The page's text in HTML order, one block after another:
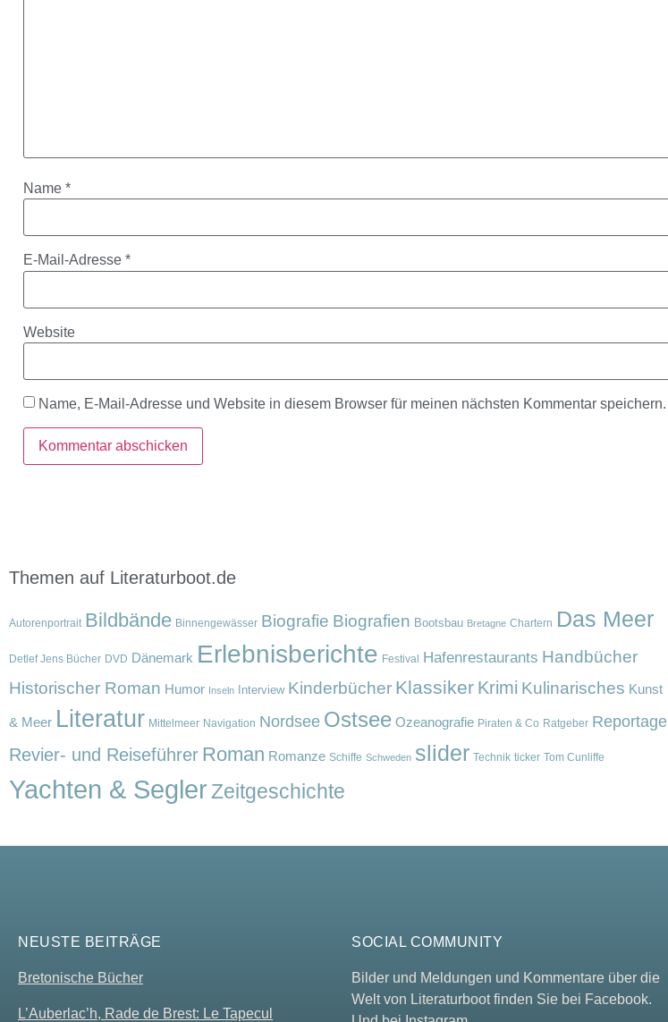
Name *
E-Mail-Adresse *
Website
Name, E-Mail-Adresse und Website in diesem Browser für meinen nächsten Kommentar speichern.
Themen auf Literaturboot.de
Autorenportrait Bildbände Binnengewässer Biografie Biografien Bootsbau Bretagne Chartern Das Meer
Detlef Jens Bücher DVD Dänemark Erlebnisberichte Festival Hafenrestaurants Handbücher
Historischer Roman Humor Inseln Interview Kinderbücher Klassiker Krimi Kulinarisches Kunst
& Meer Literatur Mittelmeer Navigation Nordsee Ostsee Ozeanografie Piraten & Co Ratgeber Reportage
Revier- und Reiseführer Roman Romanze Schiffe Schweden slider Technik ticker Tom Cunliffe
Yachten & SeglerZeitgeschichte
NEUSTE BEITRÄGE
Bretonische Bücher
L’Auberlac’h, Rade de Brest: Le Tapecul
SOCIAL COMMUNITY
Bilder und Meldungen und Kommentare über die
Welt von Literaturboot finden Sie bei Facebook.